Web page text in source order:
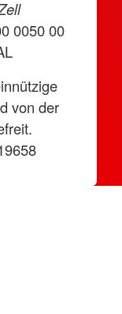
0050 00
von der